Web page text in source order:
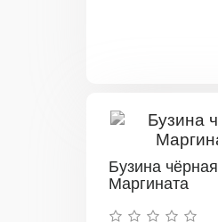
Бузина чёрная
Маргината